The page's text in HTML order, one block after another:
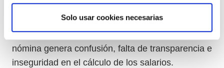
Solo usar cookies necesarias
incorrecto de festivos especiales (1 de enero y 25
de diciembre), así como la falta de pago de
festivos ordinarios. Además, el sistema de doble
nómina genera confusión, falta de transparencia e
inseguridad en el cálculo de los salarios.